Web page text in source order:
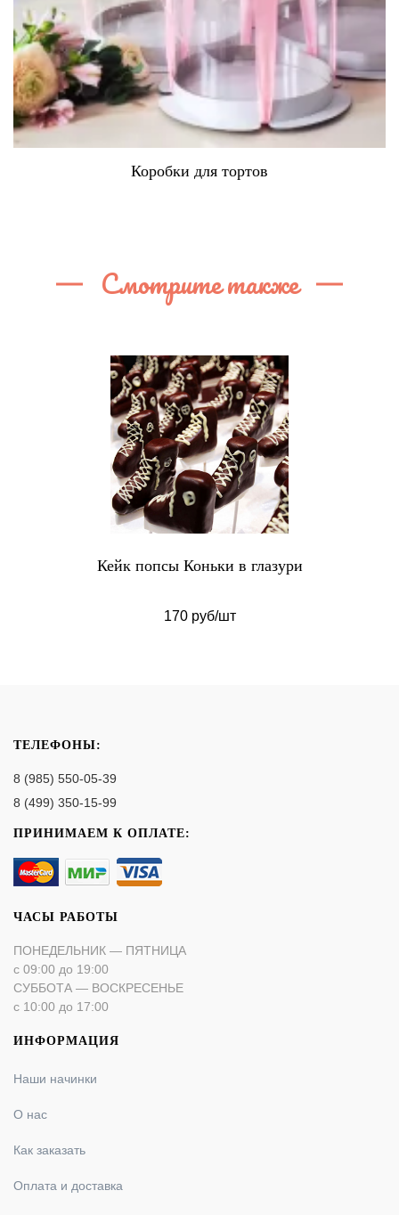
Коробки для тортов
Смотрите также
Кейк попсы Коньки в глазури
170 руб/шт
ТЕЛЕФОНЫ:
8 (985) 550-05-39
8 (499) 350-15-99
ПРИНИМАЕМ К ОПЛАТЕ:
ЧАСЫ РАБОТЫ
ПОНЕДЕЛЬНИК — ПЯТНИЦА
с 09:00 до 19:00
СУББОТА — ВОСКРЕСЕНЬЕ
с 10:00 до 17:00
ИНФОРМАЦИЯ
Наши начинки
О нас
Как заказать
Оплата и доставка